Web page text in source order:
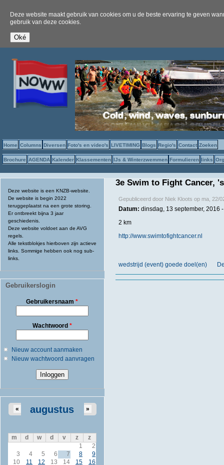
Deze website maakt gebruik van cookies om u de beste ervaring te geven
gebruik van deze cookies.
Home Columns Diversen Foto's en video's LIVETIMING Blogs Regio's Contact Zoeken
Brochure AGENDA Kalender Klassementen IJs & Winterzwemmen Formulieren links
Deze website is een KNZB-website.
De website is begin 2022
teruggeplaatst na een grote storing.
Er ontbreekt bijna 3 jaar
geschiedenis.
Deze website voldoet aan de AVG
regels.
Alle tekstblokjes hierboven zijn actieve
links. Sommige hebben ook nog sub-
links.
Gebruikerslogin
Gebruikersnaam*
Wachtwoord *
Nieuw account aanmaken
Nieuw wachtwoord aanvragen
augustus
« »
m d w d v z
z
1
2
3
4 5 6 7 8
9
10
11 12 13 14 15
16
3e Swim to Fight Cancer,
Gepubliceerd door Niek Kloots op ma, 22/
Datum: dinsdag, 13 september, 2016
2 km
http://www.swimtofightcancer.nl
wedstrijd (event) goede doel(en)